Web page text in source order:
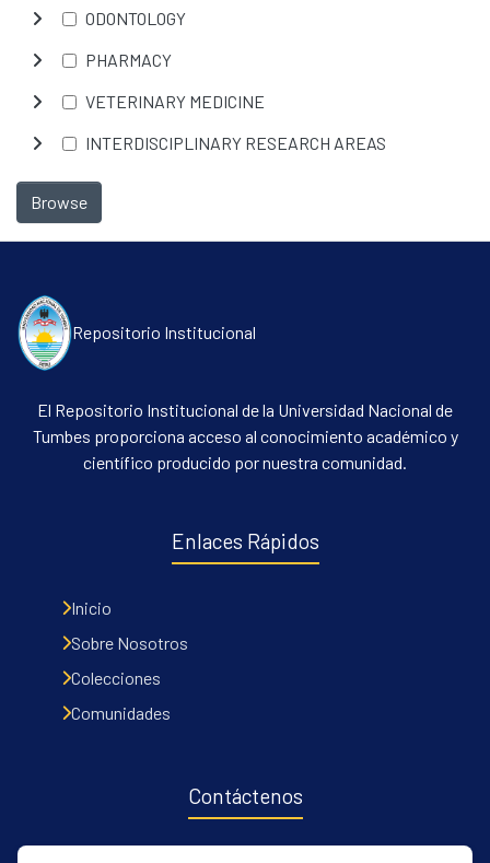
Communities & Collections
ODONTOLOGY
PHARMACY
VETERINARY MEDICINE
INTERDISCIPLINARY RESEARCH AREAS
Browse
Repositorio Institucional
El Repositorio Institucional de la Universidad Nacional de
Tumbes proporciona acceso al conocimiento académico y
científico producido por nuestra comunidad.
Enlaces Rápidos
Inicio
Sobre Nosotros
Colecciones
Comunidades
Contáctenos